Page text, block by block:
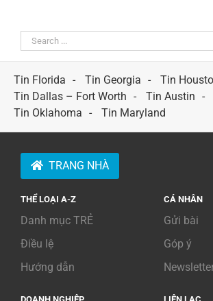
Search
for:
Tin Florida
Tin Georgia
Tin
Tin Dallas – Fort Worth
Tin Austin
Tin Oklahoma
Tin Maryland
TRANG NHÀ
THỂ LOẠI A-Z
Danh mục TRẺ
Điều lệ
Hướng dẫn
CÁ NHÂN
Gửi bài
Góp ý